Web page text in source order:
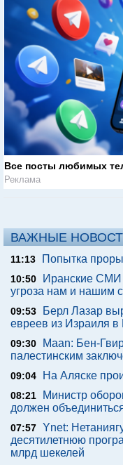
Все посты любимых
Реклама
ВАЖНЫЕ
11:13 Попытка
10:50
Иранские СМИ
угроза нам и нашим
09:53
Берл Лазар
евреев из Израиля в
09:30
Maan: Бен-
палестинским
09:04 На Аляске
08:21
Министр
должен
07:57 Ynet:
десятилетнюю
млрд шекелей